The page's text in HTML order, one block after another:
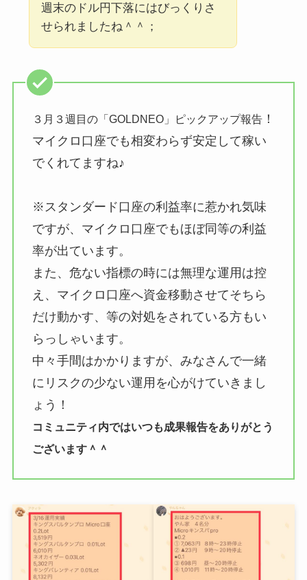
週末のドル円下落にはびっくりさ
せられましたね＾＾；
３月３週目の「GOLDNEO」ピックアップ報告！
マイクロ口座でも相変わらず安定して稼い
でくれてますね♪
※スタンダード口座の利益率に惹かれ気味
ですが、マイクロ口座でもほぼ同等の利益
率が出ています。
また、危ない指標の時には無理な運用は控
え、マイクロ口座へ資金移動させてそちら
だけ動かす、等の対処をされている方もい
らっしゃいます。
中々手間はかかりますが、みなさんで一緒
にリスクの少ない運用を心がけていきまし
ょう！
コミュニティ内ではいつも成果報告をありがとう
ございます＾＾